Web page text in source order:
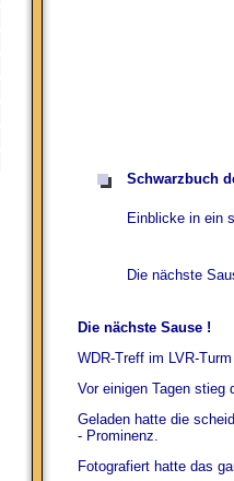
Schwarzbuch
Einblicke in ein
Die nächste
Die nächste Sause !
WDR-Treff im LVR-Turm
Vor einigen Tagen stieg
Geladen hatte die
- Prominenz.
Fotografiert hatte das